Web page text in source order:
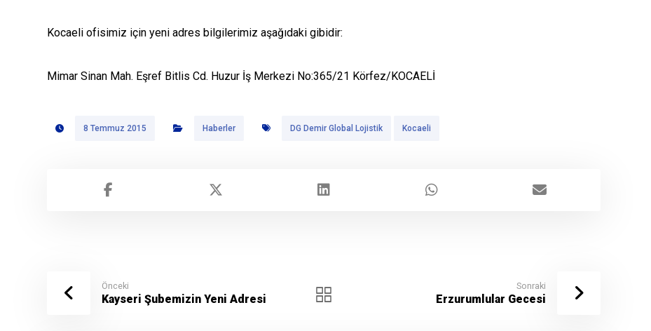
Kocaeli ofisimiz için yeni adres bilgilerimiz aşağıdaki gibidir:
Mimar Sinan Mah. Eşref Bitlis Cd. Huzur İş Merkezi No:365/21 Körfez/KOCAELİ
8 Temmuz 2015 Haberler DG Demir Global Lojistik Kocaeli
Önceki
Kayseri Şubemizin Yeni Adresi
Sonraki
Erzurumlular Gecesi